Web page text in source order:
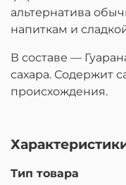
альтернатива
напиткам и
В составе —
сахара. Содержит
происхождения.
Тип товара